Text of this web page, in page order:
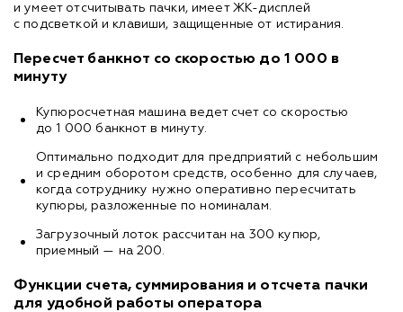
и умеет отсчитывать пачки, имеет ЖК-дисплей
с подсветкой и клавиши, защищенные от истирания.
Пересчет банкнот со скоростью до 1 000 в
минуту
Купюросчетная машина ведет счет со скоростью
до 1 000 банкнот в минуту.
Оптимально подходит для предприятий с небольшим
и средним оборотом средств, особенно для случаев,
когда сотруднику нужно оперативно пересчитать
купюры, разложенные по номиналам.
Загрузочный лоток рассчитан на 300 купюр,
приемный — на 200.
Функции счета, суммирования и отсчета пачки
для удобной работы оператора